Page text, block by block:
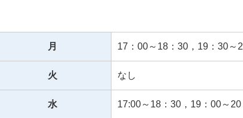
月 17：00～18：30，19：30～
火 なし
水 17:00～18：30，19：00～